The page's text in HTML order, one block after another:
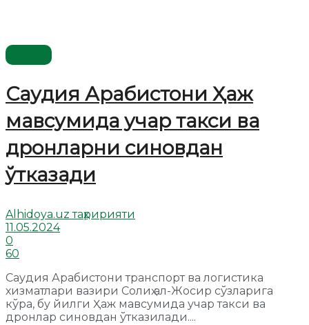
Саудия Арабистони Ҳаж
мавсумида учар такси ва
дронларни синовдан
ўтказади
Alhidoya.uz таҳририяти
11.05.2024
0
60
Саудия Арабистони транспорт ва логистика
хизматлари вазири Солиҳ ал-Жосир сўзларига
кўра, бу йилги Ҳаж мавсумида учар такси ва
дронлар синовдан ўтказилади....